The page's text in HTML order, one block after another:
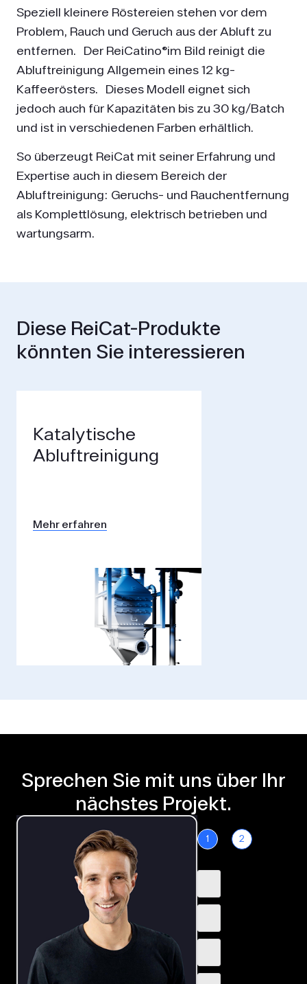
Speziell kleinere Röstereien stehen vor dem
Problem, Rauch und Geruch aus der Abluft zu
entfernen. Der ReiCatino®im Bild reinigt die
Abluftreinigung Allgemein eines 12 kg-
Kaffeerösters. Dieses Modell eignet sich
jedoch auch für Kapazitäten bis zu 30 kg/Batch
und ist in verschiedenen Farben erhältlich.
So überzeugt ReiCat mit seiner Erfahrung und
Expertise auch in diesem Bereich der
Abluftreinigung: Geruchs- und Rauchentfernung
als Komplettlösung, elektrisch betrieben und
wartungsarm.
Diese ReiCat-Produkte
könnten Sie interessieren
Katalytische
Abluft­reinigung
Mehr erfahren
Sprechen Sie mit uns über Ihr
nächstes Projekt.
1 2